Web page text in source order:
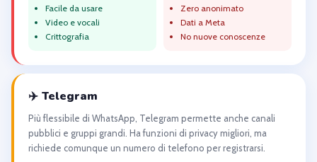
Facile da usare
Video e vocali
Crittografia
Zero anonimato
Dati a Meta
No nuove conoscenze
✈️ Telegram
Più flessibile di WhatsApp, Telegram permette anche canali
pubblici e gruppi grandi. Ha funzioni di privacy migliori, ma
richiede comunque un numero di telefono per registrarsi.